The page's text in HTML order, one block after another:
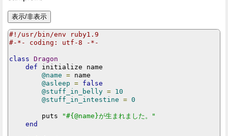
#!/usr/bin/env ruby1.9
#-*- coding: utf-8 -*-
class Dragon
def initialize name
@name = name
@asleep = false
@stuff_in_belly = 10
@stuff_in_intestine = 0
        puts
"#{@name}が生まれました。"
end